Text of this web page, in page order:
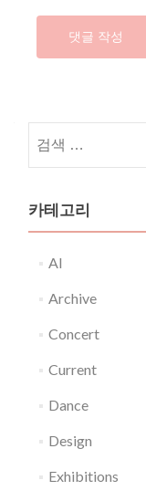
카테고리
AI
Archive
Concert
Current
Dance
Design
Exhibitions